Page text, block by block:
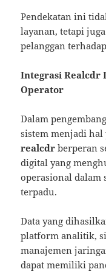
Pendekatan ini
layanan, tetapi
pelanggan
Integrasi Realcdr
Operator
Dalam
sistem menjadi
realcdr berperan
digital yang
operasional dalam
terpadu.
Data yang
platform analitik,
manajemen
dapat memiliki